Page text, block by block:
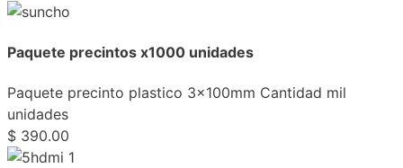
Paquete precintos x1000 unidades
Paquete precinto plastico 3x100mm Cantidad mil
unidades
$ 390.00